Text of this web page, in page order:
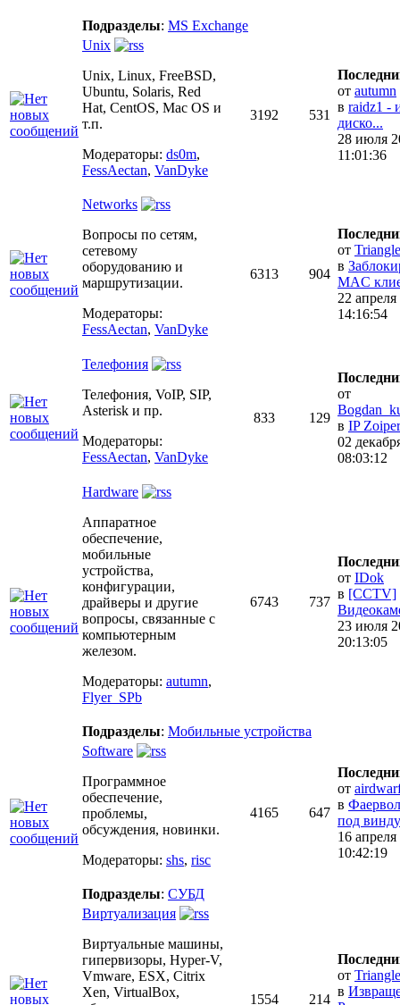
Подразделы: MS Exchange
Unix
Unix, Linux, FreeBSD,
Ubuntu, Solaris, Red
Hat, CentOS, Mac OS и
т.п.
Модераторы: ds0m,
FessAectan, VanDyke
3192 531
от autumn
в raidz1 -
диско...
28 июля
11:01:36
Networks
Вопросы по сетям,
сетевому
оборудованию и
маршрутизации.
Модераторы:
FessAectan, VanDyke
6313 904
от Triangle
в
MAC
22
14:16:54
Телефония
Телефония, VoIP, SIP,
Asterisk и пр.
Модераторы:
FessAectan, VanDyke
833 129
от
в IP Zoiper
02
08:03:12
Hardware
Аппаратное
обеспечение,
мобильные
устройства,
конфигурации,
драйверы и другие
вопросы, связанные с
компьютерным
железом.
Модераторы: autumn,
Flyer_SPb
6743 737
от IDok
в [CCTV]
23 июля
20:13:05
Подразделы: Мобильные устройства
Software
Программное
обеспечение,
проблемы,
обсуждения, новинки.
Модераторы: shs, risc
4165 647
от
в
под
16
10:42:19
Подразделы: СУБД
Виртуализация
Виртуальные машины,
гипервизоры, Hyper-V,
Vmware, ESX, Citrix
Xen, VirtualBox,
1554 214
от Triangle
в